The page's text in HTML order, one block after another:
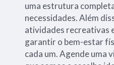
uma estrutura
necessidades. Além
atividades recreativas
garantir o bem-estar
cada um. Agende uma